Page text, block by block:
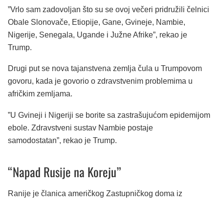
”Vrlo sam zadovoljan što su se ovoj večeri pridružili čelnici
Obale Slonovače, Etiopije, Gane, Gvineje, Nambie,
Nigerije, Senegala, Ugande i Južne Afrike”, rekao je
Trump.
Drugi put se nova tajanstvena zemlja čula u Trumpovom
govoru, kada je govorio o zdravstvenim problemima u
afričkim zemljama.
”U Gvineji i Nigeriji se borite sa zastrašujućom epidemijom
ebole. Zdravstveni sustav Nambie postaje
samodostatan”, rekao je Trump.
“Napad Rusije na Koreju”
Ranije je članica američkog Zastupničkog doma iz